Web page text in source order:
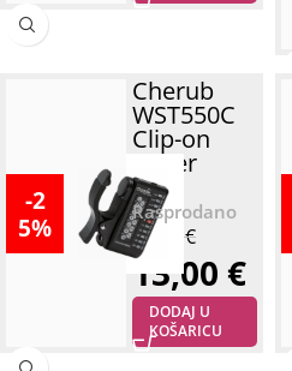
-2
5%
Cherub
WST550C
Clip-on
Tuner
17,25€
13,00 €
DODAJ U
KOŠARICU